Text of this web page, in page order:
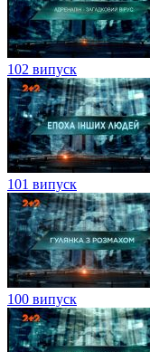
102 випуск
101 випуск
100 випуск